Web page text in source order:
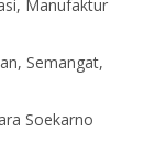
Manufaktur
Semangat,
Soekarno